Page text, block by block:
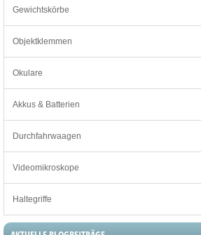
Gewichtskörbe
Objektklemmen
Okulare
Akkus & Batterien
Durchfahrwaagen
Videomikroskope
Haltegriffe